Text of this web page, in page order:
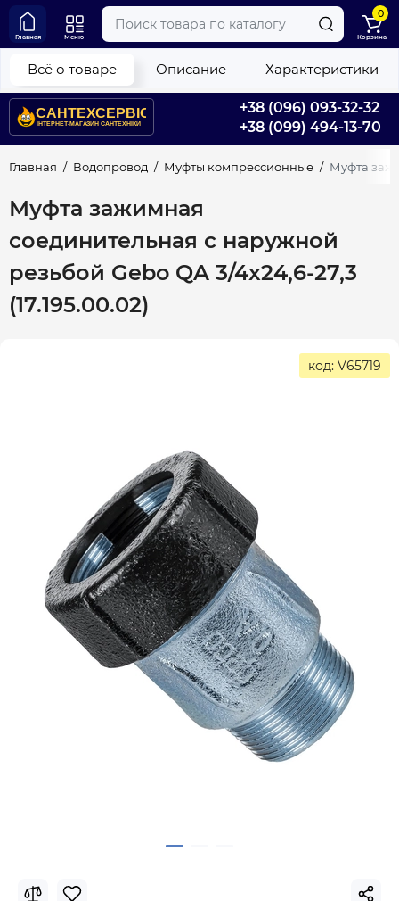
+38 (096) 093-32-32
+38 (099) 494-13-70
Главная Меню
0
Корзина
Главная Водопровод Муфты компрессионные Муфта
Муфта зажимная
соединительная с наружной
резьбой Gebo QA 3/4x24,6-27,3
(17.195.00.02)
Всё о товаре Описание Характеристики
код: V65719